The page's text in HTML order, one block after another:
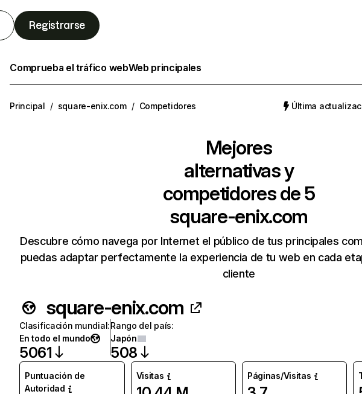
Registrarse
Comprueba el tráfico webWeb principales
Principal / square-enix.com / Competidores Última
Mejores
alternativas y
competidores de 5
square-enix.com
Descubre cómo navega por Internet el público de tus principales
puedas adaptar perfectamente la experiencia de tu web en cada
cliente
square-enix.com
Clasificación mundial:
En todo el mundo
5061
Rango del país:
Japón
508
Puntuación de
Autoridad
Visitas Páginas/Visitas